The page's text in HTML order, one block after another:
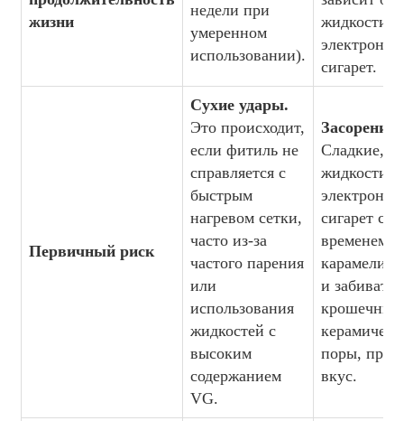
жизни
недели при
умеренном
использовании).
жидкости
сигарет.
Первичный риск
Сухие удары.
Это происходит,
если фитиль не
справляется с
быстрым
нагревом сетки,
часто из-за
частого парения
или
использования
жидкостей с
высоким
содержанием
VG.
Засорение.
Сладкие,
жидкости
сигарет со
временем
и забивать
крошечные
поры,
вкус.